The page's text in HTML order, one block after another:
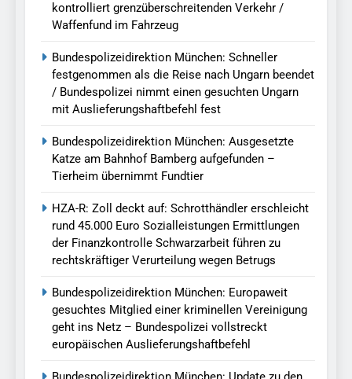
kontrolliert grenzüberschreitenden Verkehr /
Waffenfund im Fahrzeug
Bundespolizeidirektion München: Schneller
festgenommen als die Reise nach Ungarn beendet
/ Bundespolizei nimmt einen gesuchten Ungarn
mit Auslieferungshaftbefehl fest
Bundespolizeidirektion München: Ausgesetzte
Katze am Bahnhof Bamberg aufgefunden –
Tierheim übernimmt Fundtier
HZA-R: Zoll deckt auf: Schrotthändler erschleicht
rund 45.000 Euro Sozialleistungen Ermittlungen
der Finanzkontrolle Schwarzarbeit führen zu
rechtskräftiger Verurteilung wegen Betrugs
Bundespolizeidirektion München: Europaweit
gesuchtes Mitglied einer kriminellen Vereinigung
geht ins Netz – Bundespolizei vollstreckt
europäischen Auslieferungshaftbefehl